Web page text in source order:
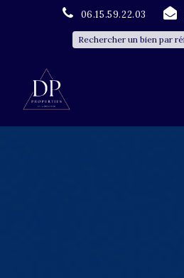
06.15.59.22.03